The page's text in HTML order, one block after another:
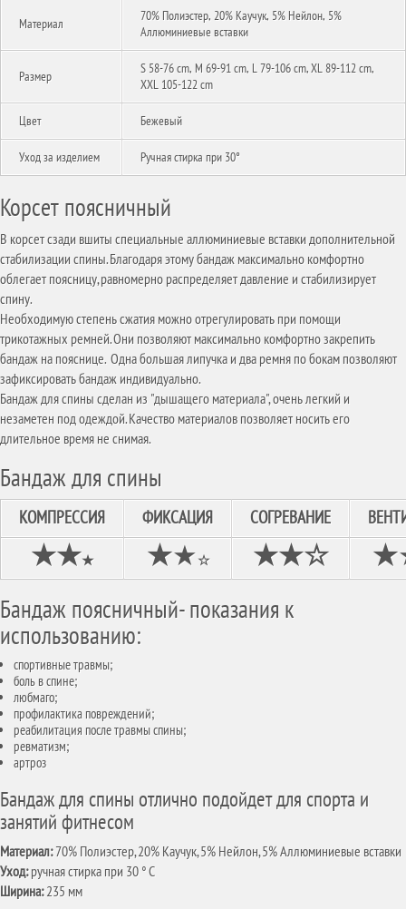
Материал
70% Полиэстер, 20% Каучук, 5% Нейлон, 5%
Аллюминиевые вставки
Размер
S 58-76 cm, M 69-91 cm, L 79-106 cm, XL 89-112 cm,
XXL 105-122 cm
Цвет Бежевый
Уход за изделием Ручная стирка при 30°
Корсет поясничный
В корсет сзади вшиты специальные аллюминиевые вставки дополнительной
стабилизации спины. Благодаря этому бандаж максимально комфортно
облегает поясницу, равномерно распределяет давление и стабилизирует
спину.
Необходимую степень сжатия можно отрегулировать при помощи
трикотажных ремней. Они позволяют максимально комфортно закрепить
бандаж на пояснице. Одна большая липучка и два ремня по бокам позволяют
зафиксировать бандаж индивидуально.
Бандаж для спины сделан из "дышащего материала", очень легкий и
незаметен под одеждой. Качество материалов позволяет носить его
длительное время не снимая.
Бандаж для спины
КОМПРЕССИЯ ФИКСАЦИЯ СОГРЕВАНИЕ
★★★ ★★☆ ★★☆ ★
Бандаж поясничный- показания к
использованию:
спортивные травмы;
боль в спине;
любмаго;
профилактика повреждений;
реабилитация после травмы спины;
ревматизм;
артроз
Бандаж для спины отлично подойдет для спорта и
занятий фитнесом
Материал:70% Полиэстер, 20% Каучук, 5% Нейлон, 5% Аллюминиевые вставки
Уход:ручная стирка при 30 ° C
Ширина:235 мм